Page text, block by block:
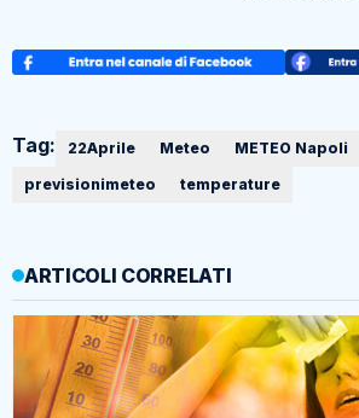
Tag: 22Aprile Meteo METEO Napoli
previsionimeteo
temperature
ARTICOLI CORRELATI